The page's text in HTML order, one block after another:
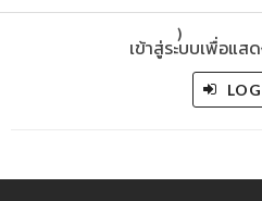
)
เข้าสู่ระบบเพื่อแส